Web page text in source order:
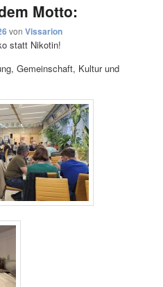
Motto:
vonVissarion
statt Nikotin!
Gemeinschaft, Kultur und